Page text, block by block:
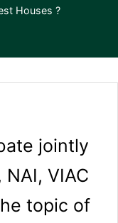
Houses ?
jointly
VIAC
topic of